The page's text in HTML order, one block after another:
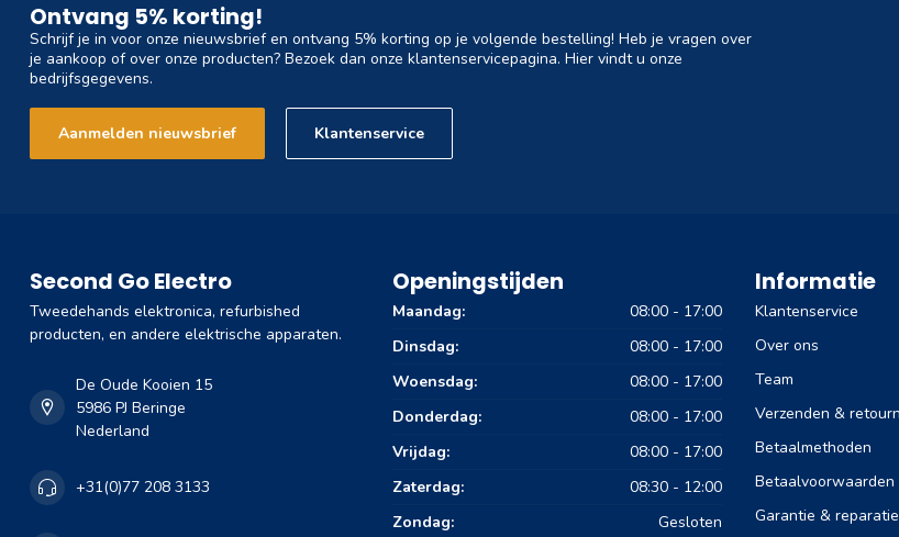
Ontvang 5% korting!
Schrijf je in voor onze nieuwsbrief en ontvang 5% korting op je volgende bestelling! Heb je vragen over
je aankoop of over onze producten? Bezoek dan onze klantenservicepagina. Hier vindt u onze
bedrijfsgegevens.
Aanmelden nieuwsbrief Klantenservice
Second Go Electro
Tweedehands elektronica, refurbished
producten, en andere elektrische apparaten.
De Oude Kooien 15
5986 PJ Beringe
Nederland
+31(0)77 208 3133
Openingstijden
Maandag:
08:00 - 17:00
Dinsdag:
08:00 - 17:00
Woensdag:
08:00 - 17:00
Donderdag:
08:00 - 17:00
Vrijdag:
08:00 - 17:00
Zaterdag:
08:30 - 12:00
Zondag:
Gesloten
Informatie
Klantenservice
Over ons
Team
Verzenden &
Betaalmethoden
Betaalvoorwaarden
Garantie & reparatie